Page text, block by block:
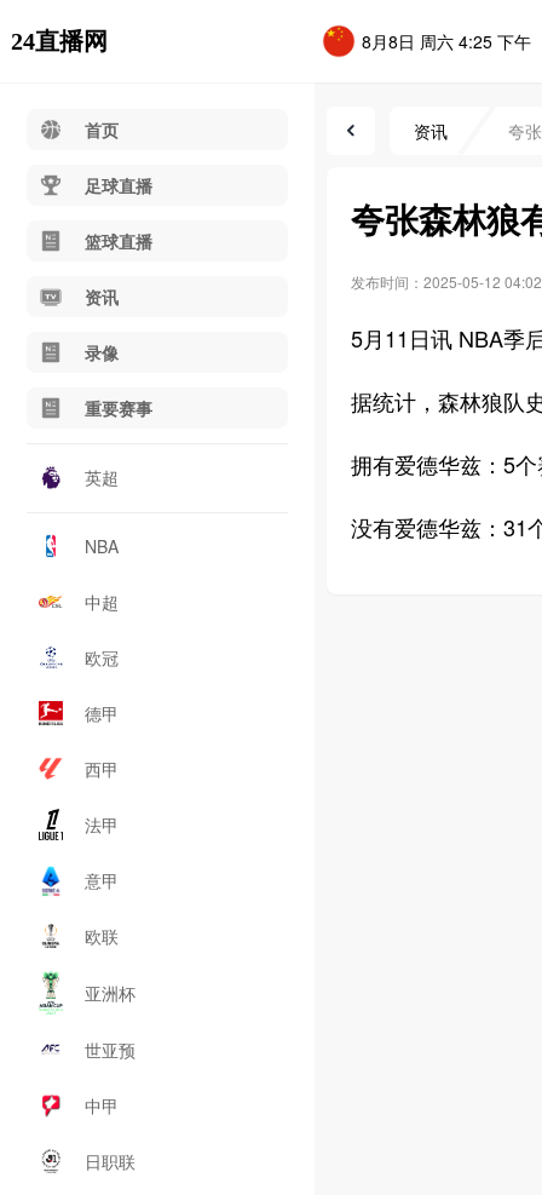
24直播网 8月8日 周六 4:25 下午
首页
足球直播
篮球直播
资讯
录像
重要赛事
英超
NBA
中超
欧冠
德甲
西甲
法甲
意甲
欧联
亚洲杯
世亚预
中甲
日职联
资讯 夸
夸张森林狼
发布时间：2025-05-12 04:02
5月11日讯 NBA季
据统计，森林狼队
拥有爱德华兹：5
没有爱德华兹：31